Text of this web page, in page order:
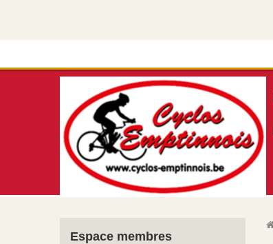
Espace membres